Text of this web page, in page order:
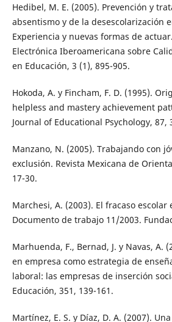
Hedibel, M. E. (2005). Prevención y
absentismo y de la desescolarización
Experiencia y nuevas formas de
Electrónica Iberoamericana sobre
en Educación, 3 (1), 895-905.
Hokoda, A. y Fincham, F. D. (1995).
helpless and mastery achievement
Journal of Educational Psychology, 87,
Manzano, N. (2005). Trabajando con
exclusión. Revista Mexicana de
17-30.
Marchesi, A. (2003). El fracaso escolar
Documento de trabajo 11/2003.
Marhuenda, F., Bernad, J. y Navas, A.
en empresa como estrategia de
laboral: las empresas de inserción
Educación, 351, 139-161.
Martínez, E. S. y Díaz, D. A. (2007).